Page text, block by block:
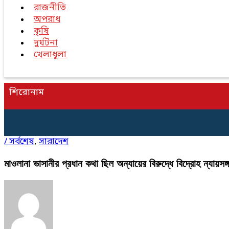
রাজনীতি
অপরাধ
কৃষি
দুর্ঘটনা
খেলাধুলা
শিরোনাম
/সর্বশেষ, সারাদেশ
মাওলানা ভাসানীর প্রধান কথা ছিল অন্যায়ের বিরুদ্ধে বিদ্রোহ